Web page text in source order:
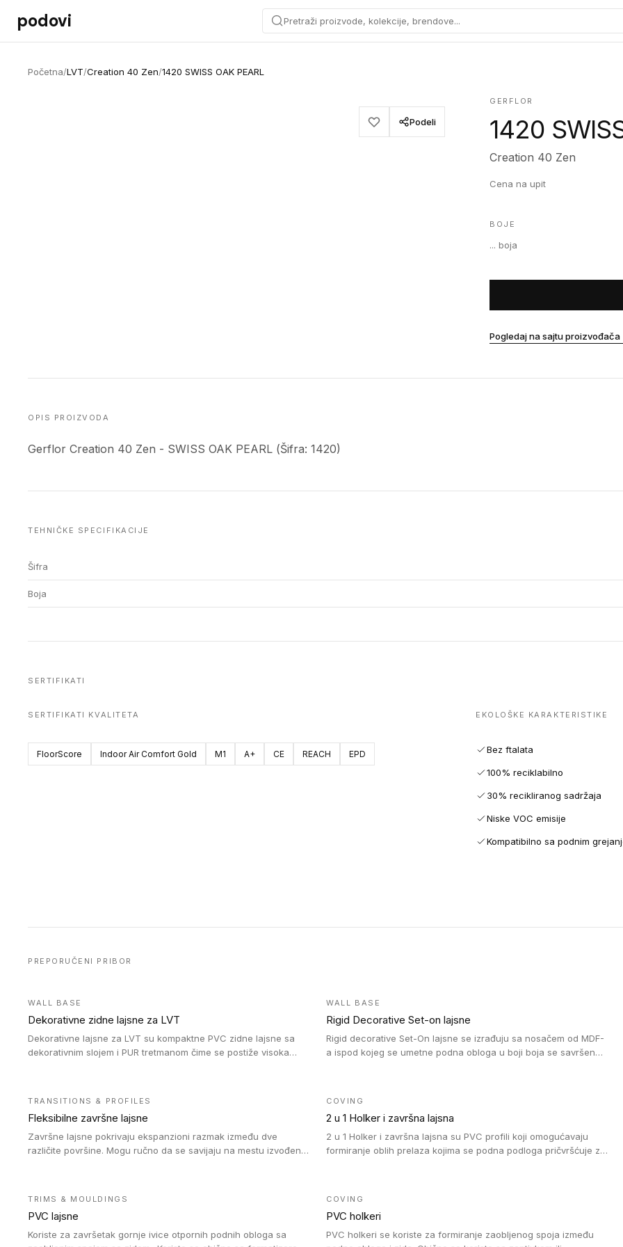
Preskoči na sadržaj
podovi Pretraži proizvode, kolekcije, brendove...
Početna/LVT/Creation 40 Zen/1420 SWISS OAK PEARL
Podeli
GERFLOR
1420
Creation 40 Zen
Cena na upit
BOJE
... boja
Pogledaj na sajtu proizvođača
OPIS PROIZVODA
Gerflor Creation 40 Zen - SWISS OAK PEARL (Šifra: 1420)
TEHNIČKE SPECIFIKACIJE
Šifra
Boja
SERTIFIKATI
SERTIFIKATI KVALITETA
FloorScore Indoor Air Comfort Gold M1 A+ CE REACH EPD
EKOLOŠKE KARAKTERISTIKE
Bez ftalata
100% reciklabilno
30% recikliranog sadržaja
Niske VOC emisije
Kompatibilno sa podnim
PREPORUČENI PRIBOR
WALL BASE
Dekorativne zidne lajsne za LVT
Dekorativne lajsne za LVT su kompaktne PVC zidne lajsne sa
dekorativnim slojem i PUR tretmanom čime se postiže visoka
WALL BASE
Rigid Decorative Set-on lajsne
Rigid decorative Set-On lajsne se izrađuju sa nosačem od MDF-
a ispod kojeg se umetne podna obloga u boji boja se savršeno
TRANSITIONS & PROFILES
Fleksibilne završne lajsne
Završne lajsne pokrivaju ekspanzioni razmak između dve
različite površine. Mogu ručno da se savijaju na mestu izvođenja
(kompaktni i akustički), kao i sa podnim oblogama od linoleuma.
COVING
2 u 1 Holker i završna lajsna
2 u 1 Holker i završna lajsna su PVC profili koji omogućavaju
formiranje oblih prelaza kojima se podna podloga pričvršćuje za
TRIMS & MOULDINGS
PVC lajsne
Koriste za završetak gornje ivice otpornih podnih obloga sa
COVING
PVC holkeri
PVC holkeri se koriste za formiranje zaobljenog spoja između